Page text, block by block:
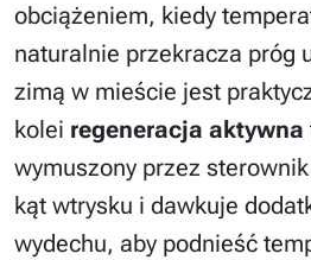
obciążeniem, kiedy
naturalnie przekracza próg
zimą w mieście jest
kolei regeneracja aktywna
wymuszony przez
kąt wtrysku i dawkuje
wydechu, aby podnieść